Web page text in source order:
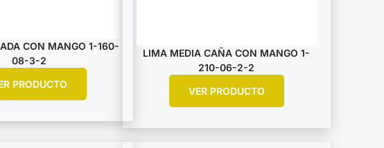
CON MANGO 1-160-
08-3-2
PRODUCTO
LIMA MEDIA CAÑA CON MANGO 1-
210-06-2-2
VER PRODUCTO